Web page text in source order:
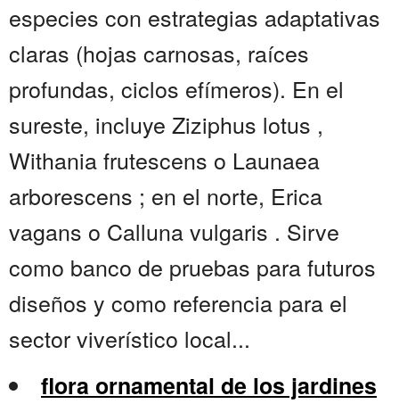
especies con estrategias adaptativas
claras (hojas carnosas, raíces
profundas, ciclos efímeros). En el
sureste, incluye Ziziphus lotus ,
Withania frutescens o Launaea
arborescens ; en el norte, Erica
vagans o Calluna vulgaris . Sirve
como banco de pruebas para futuros
diseños y como referencia para el
sector viverístico local...
flora ornamental de los jardines